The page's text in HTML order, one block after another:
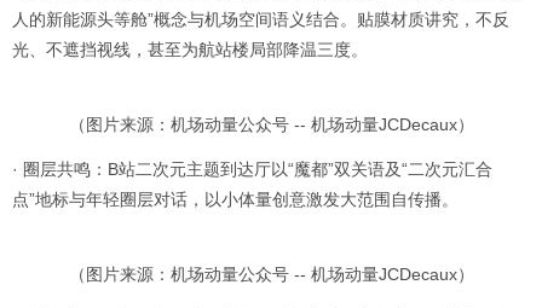
人的新能源头等舱”概念与机场空间语义结合。贴膜材质讲究，不反
光、不遮挡视线，甚至为航站楼局部降温三度。
（图片来源：机场动量公众号 -- 机场动量JCDecaux）
· 圈层共鸣：B站二次元主题到达厅以“魔都”双关语及“二次元汇合
点”地标与年轻圈层对话，以小体量创意激发大范围自传播。
（图片来源：机场动量公众号 -- 机场动量JCDecaux）